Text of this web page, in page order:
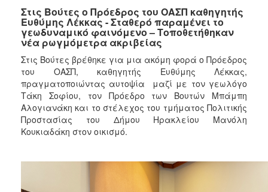
ΕΠΙΣΚΕΠΤΗΣ
ΗΡΑΚΛΕΙΟ
Στις Βούτες ο Πρόεδρος του ΟΑΣΠ καθηγητής
Ευθύμης Λέκκας - Σταθερό παραμένει το
γεωδυναμικό φαινόμενο – Τοποθετήθηκαν
νέα ρωγμόμετρα ακριβείας
Στις Βούτες βρέθηκε για μια ακόμη φορά ο Πρόεδρος
του ΟΑΣΠ, καθηγητής Ευθύμης Λέκκας,
πραγματοποιώντας αυτοψία μαζί με τον γεωλόγο
Τάκη Σοφίου, τον Πρόεδρο των Βουτών Μπάμπη
Αλογιανάκη και το στέλεχος του τμήματος Πολιτικής
Προστασίας του Δήμου Ηρακλείου Μανόλη
Κουκιαδάκη στον οικισμό.